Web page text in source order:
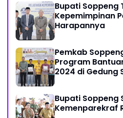
Bupati Soppeng
Kepemimpinan
Harapannya
Pemkab
Program
2024 di Gedung
Bupati Soppeng
Kemenparekraf